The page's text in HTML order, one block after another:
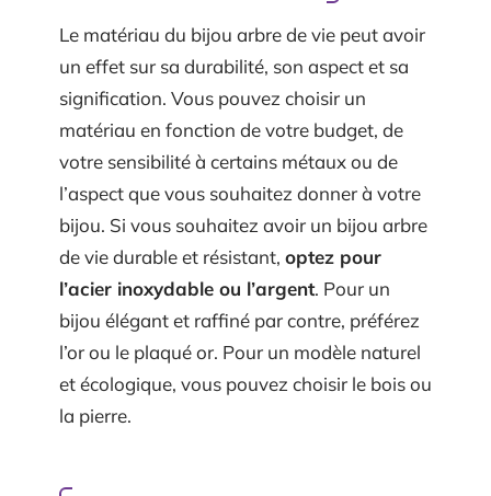
Le matériau du bijou arbre de vie peut avoir
un effet sur sa durabilité, son aspect et sa
signification. Vous pouvez choisir un
matériau en fonction de votre budget, de
votre sensibilité à certains métaux ou de
l’aspect que vous souhaitez donner à votre
bijou. Si vous souhaitez avoir un bijou arbre
de vie durable et résistant, optez pour
l’acier inoxydable ou l’argent. Pour un
bijou élégant et raffiné par contre, préférez
l’or ou le plaqué or. Pour un modèle naturel
et écologique, vous pouvez choisir le bois ou
la pierre.